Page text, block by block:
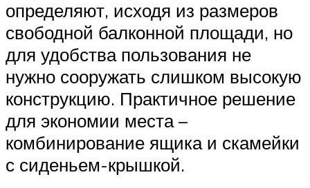
определяют, исходя из размеров
свободной балконной площади, но
для удобства пользования не
нужно сооружать слишком высокую
конструкцию. Практичное решение
для экономии места –
комбинирование ящика и скамейки
с сиденьем-крышкой.